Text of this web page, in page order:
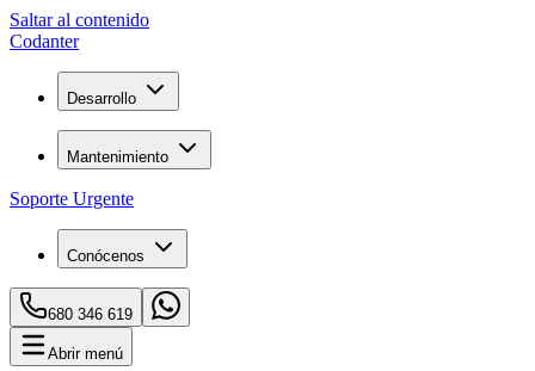
Saltar al contenido
Codanter
Desarrollo
Mantenimiento
Soporte Urgente
Conócenos
680 346 619
Abrir menú